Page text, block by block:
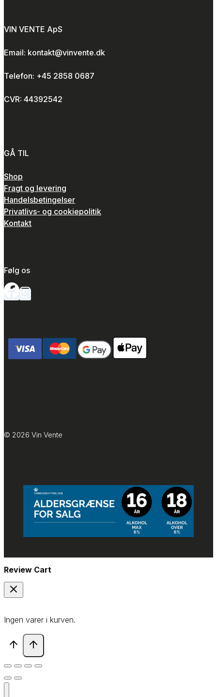
VIN VENTE ApS
Email: kontakt@vinvente.dk
Telefon: +45 2858 0687
CVR: 44392542
GÅ TIL
Shop
Fragt og levering
Handelsbetingelser
Privatlivs- og cookiepolitik
Kontakt
Følg os
© 2026 Vin Vente
Review Cart
Ingen varer i kurven.